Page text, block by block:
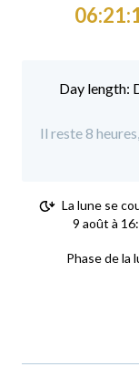
Il reste 8
La lune se
9 août à
Phase de la